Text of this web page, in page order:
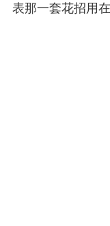
表那一套花招用